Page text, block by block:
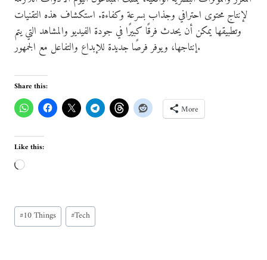
لإنتاج محتوى احترافي وجذاب بسرعة وكفاءة. استكشاف هذه التقنيات
وتطبيقها يمكن أن يحدث فرقًا كبيرًا في جودة الفيديو والمشاهد التي يتم
إنتاجها، ويوفر فرصًا جديدة للإبداع والتفاعل مع الجمهور.
Share this:
More
Like this:
L
d
i
Post
Tags:
#10 Things #Tech